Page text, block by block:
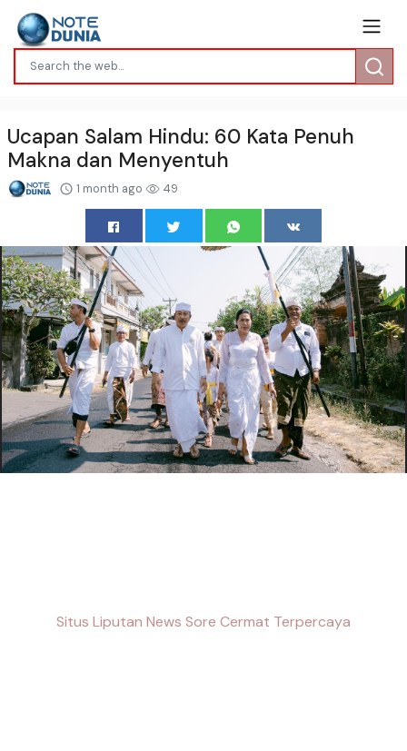
Ucapan Salam Hindu: 60 Kata Penuh
Makna dan Menyentuh
1 month ago 49
Situs Liputan News Sore Cermat Terpercaya